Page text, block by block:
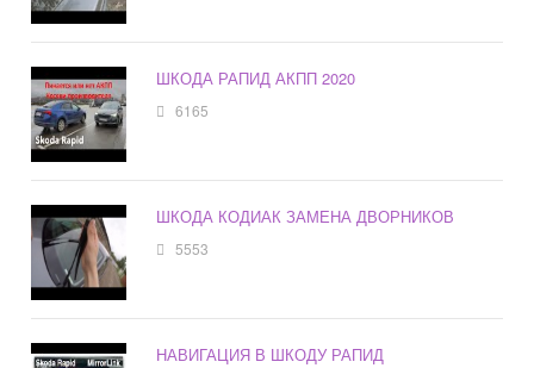
ШКОДА РАПИД АКПП 2020
6165
ШКОДА КОДИАК ЗАМЕНА ДВОРНИКОВ
5553
НАВИГАЦИЯ В ШКОДУ РАПИД